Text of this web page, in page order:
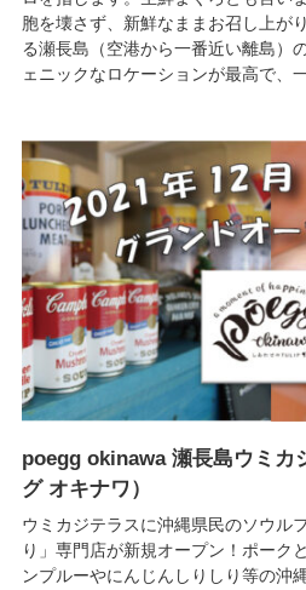
胞を壊さず、新鮮なままお召し上が
る瀬長島（空港から一番近い離島）
ェニックなロケーションが最高で、
poegg okinawa 瀬長島ウミカ
グ オキナワ）
ウミカジテラスに沖縄県民のソウル
り」専門店が新規オープン！ポーク
ンプルーやにんじんしりしり等の沖